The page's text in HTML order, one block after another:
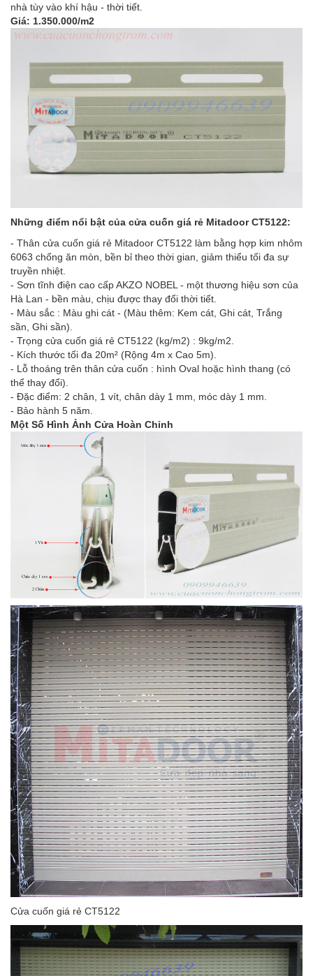
nhà tùy vào khí hậu - thời tiết.
Giá: 1.350.000/m2
Những điểm nổi bật của cửa cuốn giá rẻ Mitadoor CT5122:
- Thân cửa cuốn giá rẻ Mitadoor CT5122 làm bằng hợp kim nhôm
6063 chống ăn mòn, bền bỉ theo thời gian, giảm thiểu tối đa sự
truyền nhiệt.
- Sơn tĩnh điện cao cấp AKZO NOBEL - một thương hiệu sơn của
Hà Lan - bền màu, chịu được thay đổi thời tiết.
- Màu sắc : Màu ghi cát - (Màu thêm: Kem cát, Ghi cát, Trắng
sần, Ghi sần).
- Trọng cửa cuốn giá rẻ CT5122 (kg/m2) : 9kg/m2.
- Kích thước tối đa 20m² (Rộng 4m x Cao 5m).
- Lỗ thoáng trên thân cửa cuốn : hình Oval hoặc hình thang (có
thể thay đổi).
- Đặc điểm: 2 chân, 1 vít, chân dày 1 mm, móc dày 1 mm.
- Bảo hành 5 năm.
Một Số Hình Ảnh Cửa Hoàn Chỉnh
Cửa cuốn giá rẻ CT5122